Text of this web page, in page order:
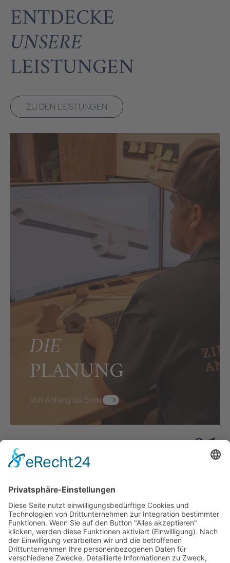
DIE
PLANUNG
Von Anfang bis Ende
01
ENTDECKE
UNSERE
LEISTUNGEN
ZU DEN LEISTUNGEN
Zimmerei Grasegger
Finkenstraße 7